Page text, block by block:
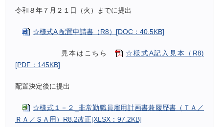
令和８年７月２１日（火）までに提出
☆様式A 配置申請書（R8）[DOC：40.5KB]
見本はこちら
☆様式A記入見本（R8)
[PDF：145KB]
配置決定後に提出
☆様式１－２_非常勤職員雇用計画書兼履歴書（ＴＡ／
ＲＡ／ＳＡ用）R8.2改正[XLSX：97.2KB]